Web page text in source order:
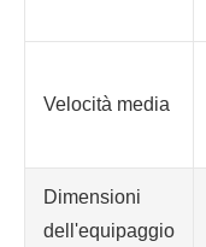
Velocità media
Dimensioni
dell'equipaggio